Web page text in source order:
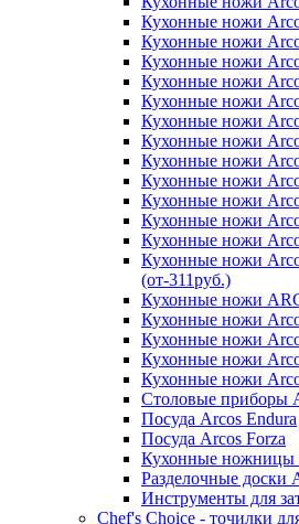
Кухонные ножи
Кухонные ножи
Кухонные ножи
Кухонные ножи
Кухонные ножи
Кухонные ножи
Кухонные ножи
Кухонные ножи
Кухонные ножи
Кухонные ножи
Кухонные ножи
Кухонные ножи
Кухонные ножи
(от-311руб.)
Кухонные ножи
Кухонные ножи
Кухонные ножи
Кухонные ножи
Кухонные ножи
Столовые приборы
Посуда Arcos Endura
Посуда Arcos Forza
Кухонные ножницы
Разделочные доски
Инструменты для
Chef's Choice - точилки